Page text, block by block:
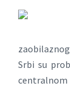
Srbi su